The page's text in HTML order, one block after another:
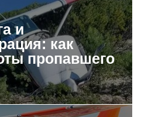
и
как
пропавшего